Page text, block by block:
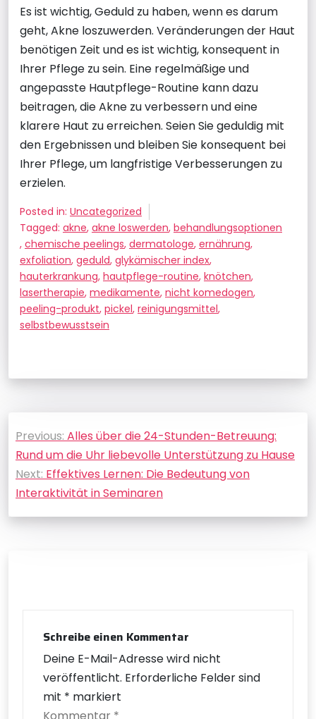
Es ist wichtig, Geduld zu haben, wenn es darum
geht, Akne loszuwerden. Veränderungen der Haut
benötigen Zeit und es ist wichtig, konsequent in
Ihrer Pflege zu sein. Eine regelmäßige und
angepasste Hautpflege-Routine kann dazu
beitragen, die Akne zu verbessern und eine
klarere Haut zu erreichen. Seien Sie geduldig mit
den Ergebnissen und bleiben Sie konsequent bei
Ihrer Pflege, um langfristige Verbesserungen zu
erzielen.
Posted in: Uncategorized
Tagged: akne, akne loswerden, behandlungsoptionen
, chemische peelings, dermatologe, ernährung,
exfoliation, geduld, glykämischer index,
hauterkrankung, hautpflege-routine, knötchen,
lasertherapie, medikamente, nicht komedogen,
peeling-produkt, pickel, reinigungsmittel,
selbstbewusstsein
Beitragsnavigation
Previous: Alles über die 24-Stunden-Betreuung:
Rund um die Uhr liebevolle Unterstützung zu Hause
Next: Effektives Lernen: Die Bedeutung von
Interaktivität in Seminaren
Schreibe einen Kommentar
Deine E-Mail-Adresse wird nicht
veröffentlicht. Erforderliche Felder sind
mit * markiert
Kommentar *